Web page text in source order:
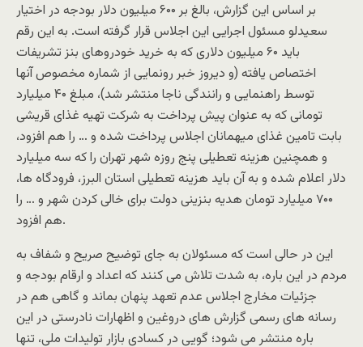
بر اساس این گزارش، بالغ بر ۶۰۰ میلیون دلار بودجه در اختیار
سعیدلو مسئول اجرایی این اجلاس قرار گرفته است. به این رقم
باید ۶۰ میلیون دلاری که به خرید خودروهای بنز تشریفات
اختصاص یافته (و دیروز خبر رونمایی از شماره مخصوص آنها
توسط راهنمایی و رانندگی ناجا منتشر شد)، مبلغ ۴۰ میلیارد
تومانی که به عنوان پیش پرداخت به شرکت تهیه غذای قریشی
بابت تامین غذای میهمانان اجلاس پرداخت شده و … را هم افزود،
و همچنین هزینه تعطیلی پنج روزه شهر تهران را که سه میلیارد
دلار اعلام شده و به آن باید هزینه تعطیلی استان البرز، فرودگاه ها،
۷۰۰ میلیارد تومان هدیه بنزینی دولت برای خالی کردن شهر و … را
هم افزود.
این در حالی است که مسئولان به جای توضیح صریح و شفاف به
مردم در این باره، به شدت تلاش می کنند که اعداد و ارقام بودجه و
جزئیات مخارج اجلاس عدم تعهد پنهان بماند و گاهی هم در
رسانه های رسمی گزارش های دروغین و اظهارات نادرستی در این
باره منتشر می شود؛ گویی در کسادی بازار تولیدات ملی، تنها